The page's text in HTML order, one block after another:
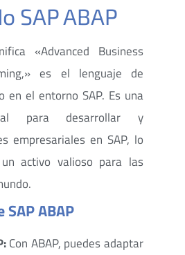
SAP ABAP
«Advanced Business
es el lenguaje de
en el entorno SAP. Es una
para desarrollar y
empresariales en SAP, lo
activo valioso para las
ABAP
Con ABAP, puedes adaptar